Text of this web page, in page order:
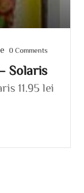
Solaris
0 Comments
11.95 lei